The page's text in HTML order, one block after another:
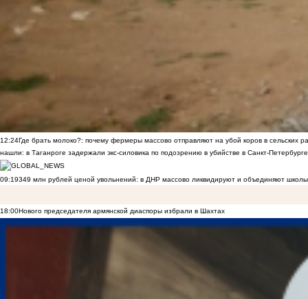
12:24Где брать молоко?: почему фермеры массово отправляют на убой коров в сельских
нашли: в Таганроге задержали экс-силовика по подозрению в убийстве в Санкт-Петербурге
09:19349 млн рублей ценой увольнений: в ДНР массово ликвидируют и объединяют
18:00Нового председателя армянской диаспоры избрали в Шахтах